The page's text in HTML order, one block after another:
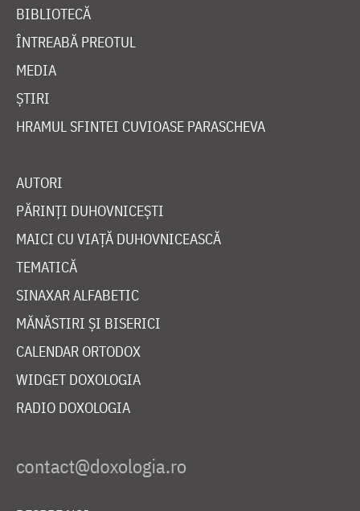
BIBLIOTECĂ
ÎNTREABĂ PREOTUL
MEDIA
ȘTIRI
HRAMUL SFINTEI CUVIOASE PARASCHEVA
AUTORI
PĂRINȚI DUHOVNICEȘTI
MAICI CU VIAȚĂ DUHOVNICEASCĂ
TEMATICĂ
SINAXAR ALFABETIC
MĂNĂSTIRI ȘI BISERICI
CALENDAR ORTODOX
WIDGET DOXOLOGIA
RADIO DOXOLOGIA